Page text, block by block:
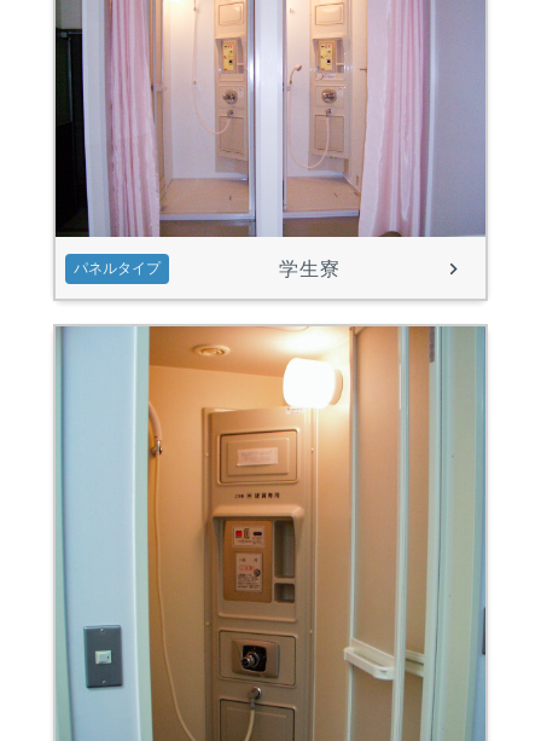
パネルタイプ 学生寮